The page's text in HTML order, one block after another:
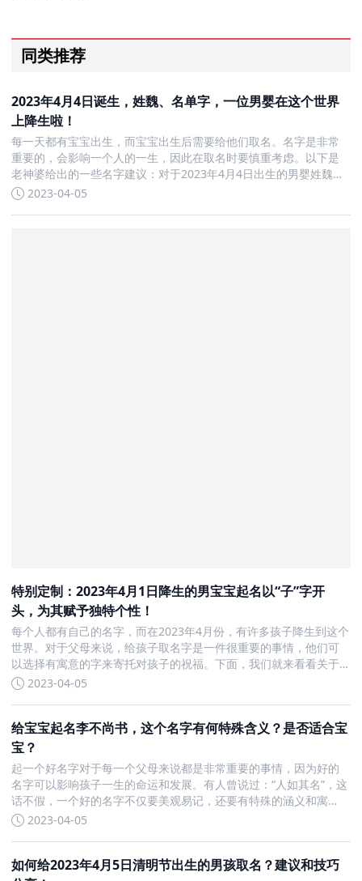
同类推荐
2023年4月4日诞生，姓魏、名单字，一位男婴在这个世界
上降生啦！
每一天都有宝宝出生，而宝宝出生后需要给他们取名。名字是非常
重要的，会影响一个人的一生，因此在取名时要慎重考虑。以下是
老神婆给出的一些名字建议：对于2023年4月4日出生的男婴姓魏单
字名字，可以考虑以下名字：魏化、魏焜、魏诺、魏观、魏珣、魏
2023-04-05
特别定制：2023年4月1日降生的男宝宝起名以“子”字开
头，为其赋予独特个性！
每个人都有自己的名字，而在2023年4月份，有许多孩子降生到这个
世界。对于父母来说，给孩子取名字是一件很重要的事情，他们可
以选择有寓意的字来寄托对孩子的祝福。下面，我们就来看看关于
男孩名字中，以子字开头的一些好听的名字以及它们所蕴含的含
2023-04-05
给宝宝起名李不尚书，这个名字有何特殊含义？是否适合宝
宝？
起一个好名字对于每一个父母来说都是非常重要的事情，因为好的
名字可以影响孩子一生的命运和发展。有人曾说过：“人如其名”，这
话不假，一个好的名字不仅要美观易记，还要有特殊的涵义和寓
意，体现孩子的性格和特点。今天我们就来探讨一下给宝宝起名字
2023-04-05
如何给2023年4月5日清明节出生的男孩取名？建议和技巧